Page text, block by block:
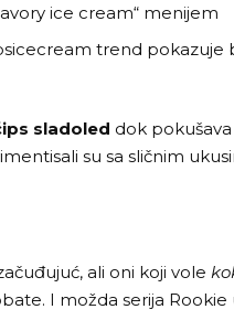
ice cream“ menijem
trend pokazuje
sladoled dok
su sa sličnim
ali oni koji vole
I možda serija Rookie